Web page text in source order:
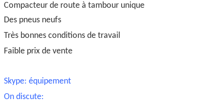
Compacteur de route à tambour unique
Des pneus neufs
Très bonnes conditions de travail
Faible prix de vente
Skype: équipement
On discute: